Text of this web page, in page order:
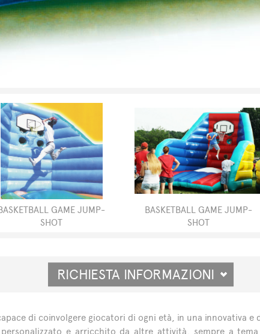
GAME JUMP-
SHOT
BASKETBALL GAME JUMP-
SHOT
RICHIESTA INFORMAZIONI
di coinvolgere giocatori di ogni età, in una innovativa e
e arricchito da altre attività, sempre a